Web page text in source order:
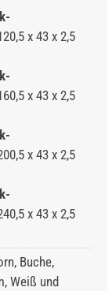
x 43 x 2,5
x 43 x 2,5
x 43 x 2,5
x 43 x 2,5
Buche,
Weiß und